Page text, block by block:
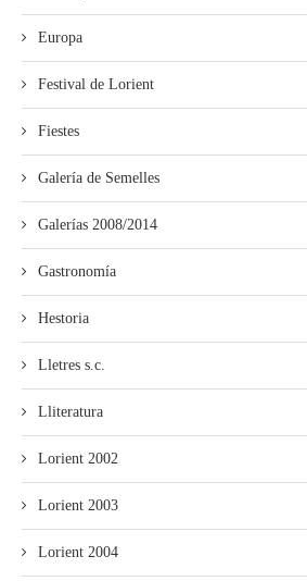
Europa
Festival de Lorient
Fiestes
Galería de Semelles
Galerías 2008/2014
Gastronomía
Hestoria
Lletres s.c.
Lliteratura
Lorient 2002
Lorient 2003
Lorient 2004